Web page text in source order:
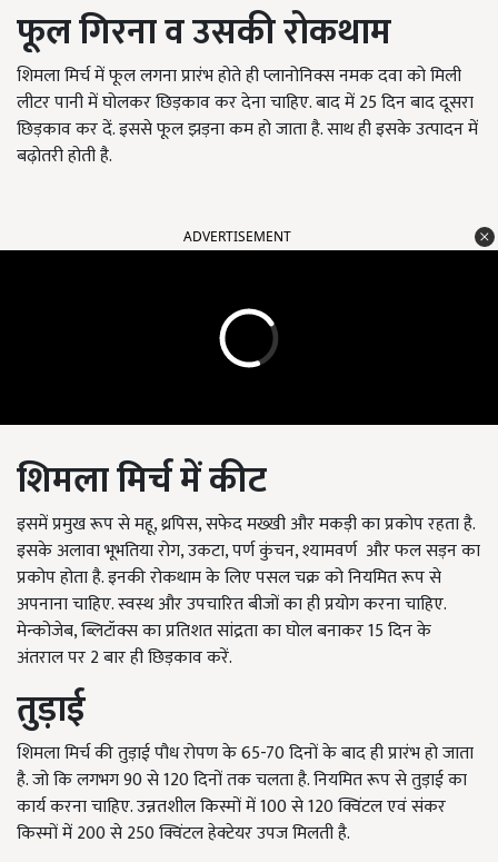
फूल गिरना व उसकी रोकथाम
शिमला मिर्च में फूल लगना प्रारंभ होते ही प्लानोनिक्स नमक दवा को मिली
लीटर पानी में घोलकर छिड़काव कर देना चाहिए. बाद में 25 दिन बाद दूसरा
छिड़काव कर दें. इससे फूल झड़ना कम हो जाता है. साथ ही इसके उत्पादन में
बढ़ोतरी होती है.
ADVERTISEMENT
शिमला मिर्च में कीट
इसमें प्रमुख रूप से महू, थ्रपिस, सफेद मख्खी और मकड़ी का प्रकोप रहता है.
इसके अलावा भूभतिया रोग, उकटा, पर्ण कुंचन, श्यामवर्ण और फल सड़न का
प्रकोप होता है. इनकी रोकथाम के लिए पसल चक्र को नियमित रूप से
अपनाना चाहिए. स्वस्थ और उपचारित बीजों का ही प्रयोग करना चाहिए.
मेन्कोजेब, ब्लिटॉक्स का प्रतिशत सांद्रता का घोल बनाकर 15 दिन के
अंतराल पर 2 बार ही छिड़काव करें.
तुड़ाई
शिमला मिर्च की तुड़ाई पौध रोपण के 65-70 दिनों के बाद ही प्रारंभ हो जाता
है. जो कि लगभग 90 से 120 दिनों तक चलता है. नियमित रूप से तुड़ाई का
कार्य करना चाहिए. उन्नतशील किस्मों में 100 से 120 क्विंटल एवं संकर
किस्मों में 200 से 250 क्विंटल हेक्टेयर उपज मिलती है.